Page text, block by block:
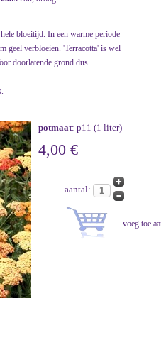
bloeitijd. In een warme periode
geel verbloeien. 'Terracotta' is wel
doorlatende grond dus.
potmaat: p11 (1 liter)
4,00 €
aantal: